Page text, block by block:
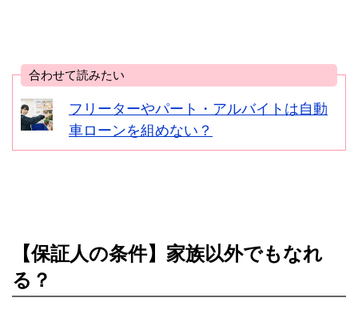
合わせて読みたい
フリーターやパート・アルバイトは自動
車ローンを組めない？
【保証人の条件】家族以外でもなれ
る？